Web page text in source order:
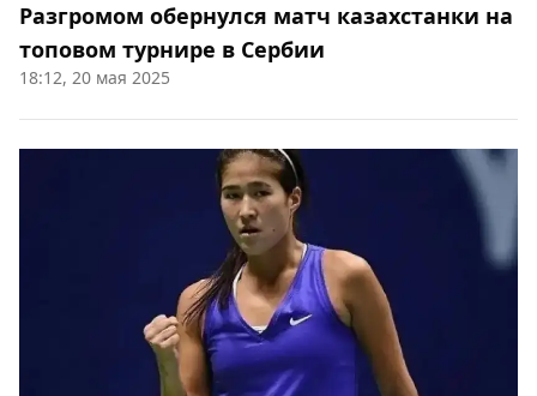
Разгромом обернулся матч казахстанки на
топовом турнире в Сербии
18:12, 20 мая 2025